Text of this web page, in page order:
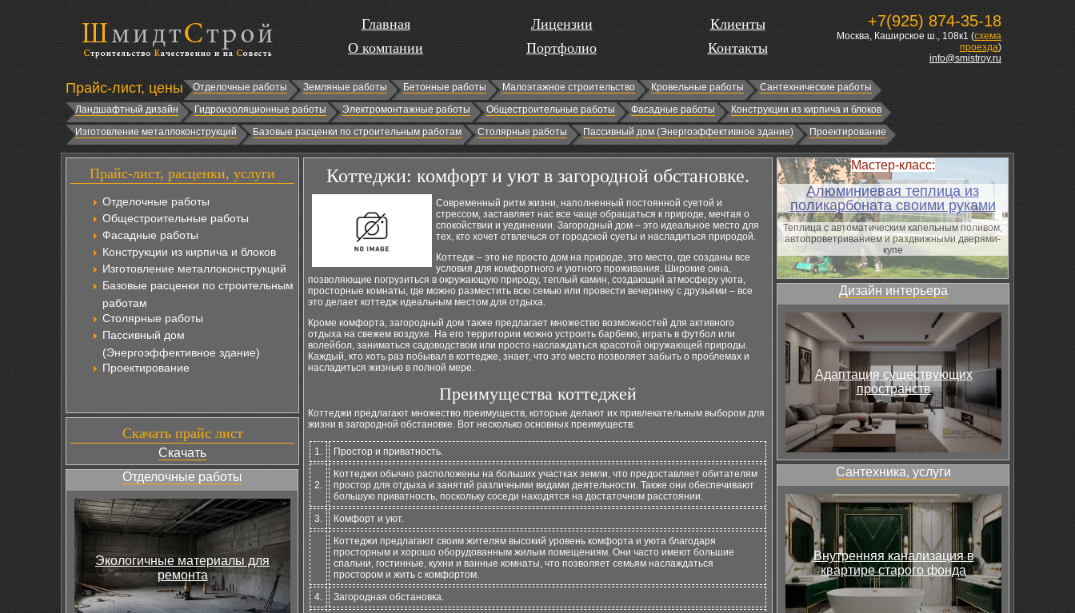
Главная
О компании
Лицензии
Портфолио
Клиенты
Контакты
+7(925) 874-35-18
Москва, Каширское ш., 108к1 (схема
проезда)
info@smistroy.ru
Прайс-лист, цены Отделочные работы Земляные работы Бетонные работы Малоэтажное строительство Кровельные работы
Сантехнические работы
Ландшафтный дизайн
Гидроизоляционные работы Электромонтажные работы Общестроительные работы Фасадные работы
Конструкции из кирпича и блоков
Изготовление металлоконструкций
Базовые расценки по строительным работам Столярные работы Пассивный дом (Энергоэффективное здание) Проектирование
Прайс-лист, расценки, услуги
Отделочные работы
Общестроительные работы
Фасадные работы
Конструкции из кирпича и блоков
Изготовление металлоконструкций
Базовые расценки по строительным
работам
Столярные работы
Пассивный дом
(Энергоэффективное здание)
Проектирование
Скачать прайс лист
Скачать
Отделочные работы
Экологичные материалы для
ремонта
Коттеджи: комфорт и уют в загородной обстановке.
Современный ритм жизни, наполненный постоянной суетой и
стрессом, заставляет нас все чаще обращаться к природе, мечтая о
спокойствии и уединении. Загородный дом – это идеальное место для
тех, кто хочет отвлечься от городской суеты и насладиться природой.
Коттедж – это не просто дом на природе, это место, где созданы все
условия для комфортного и уютного проживания. Широкие окна,
позволяющие погрузиться в окружающую природу, теплый камин, создающий атмосферу уюта,
просторные комнаты, где можно разместить всю семью или провести вечеринку с друзьями – все
это делает коттедж идеальным местом для отдыха.
Кроме комфорта, загородный дом также предлагает множество возможностей для активного
отдыха на свежем воздухе. На его территории можно устроить барбекю, играть в футбол или
волейбол, заниматься садоводством или просто наслаждаться красотой окружающей природы.
Каждый, кто хоть раз побывал в коттедже, знает, что это место позволяет забыть о проблемах и
насладиться жизнью в полной мере.
Преимущества коттеджей
Коттеджи предлагают множество преимуществ, которые делают их привлекательным выбором для
жизни в загородной обстановке. Вот несколько основных преимуществ:
1. Простор и приватность.
2.
Коттеджи обычно расположены на больших участках земли, что предоставляет обитателям
простор для отдыха и занятий различными видами деятельности. Также они обеспечивают
большую приватность, поскольку соседи находятся на достаточном расстоянии.
3.
Комфорт и уют.
Коттеджи предлагают своим жителям высокий уровень комфорта и уюта благодаря
просторным и хорошо оборудованным жилым помещениям. Они часто имеют большие
спальни, гостинные, кухни и ванные комнаты, что позволяет семьям наслаждаться
простором и жить с комфортом.
4.
Загородная обстановка.
Мастер-класс:
Алюминиевая теплица из
поликарбоната своими руками
Теплица с автоматическим капельным поливом,
автопроветриванием и раздвижными дверями-
купе
Дизайн интерьера
Адаптация существующих
пространств
Сантехника, услуги
Внутренняя канализация в
квартире старого фонда